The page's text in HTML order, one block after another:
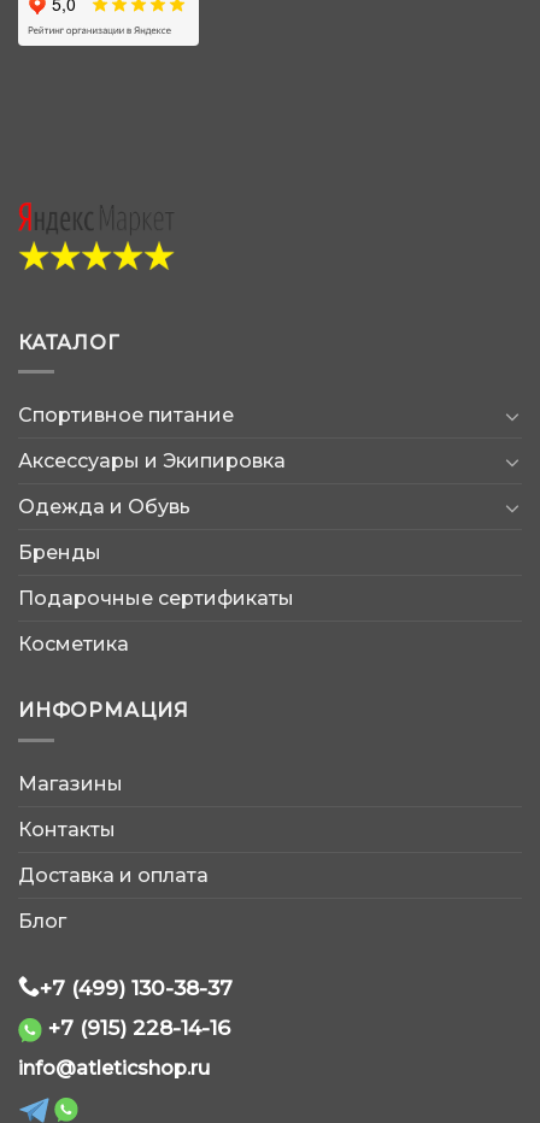
КАТАЛОГ
Спортивное питание
Аксессуары и Экипировка
Одежда и Обувь
Бренды
Подарочные сертификаты
Косметика
ИНФОРМАЦИЯ
Магазины
Контакты
Доставка и оплата
Блог
+7 (499) 130-38-37
+7 (915) 228-14-16
info@atleticshop.ru